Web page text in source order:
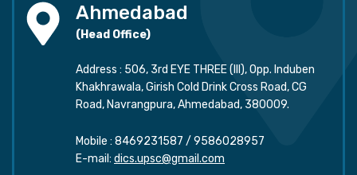
Ahmedabad
(Head Office)
Address : 506, 3rd EYE THREE (III), Opp. Induben
Khakhrawala, Girish Cold Drink Cross Road, CG
Road, Navrangpura, Ahmedabad, 380009.
Mobile : 8469231587 / 9586028957
E-mail: dics.upsc@gmail.com